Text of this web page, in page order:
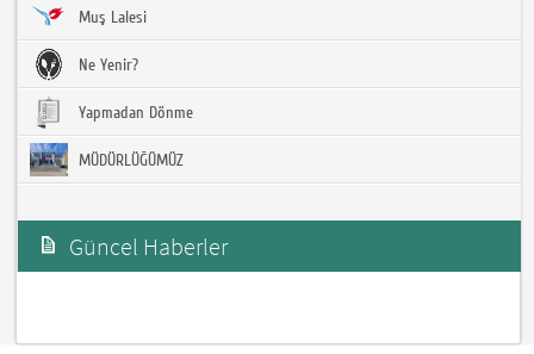
Muş Lalesi
Ne Yenir?
Yapmadan Dönme
MÜDÜRLÜĞÜMÜZ
Güncel Haberler